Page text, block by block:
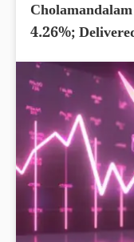
4.26%;